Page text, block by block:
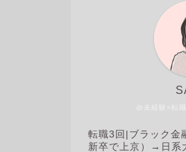
@未経験×転
転職3回| ブラック金
新卒で上京）→日系